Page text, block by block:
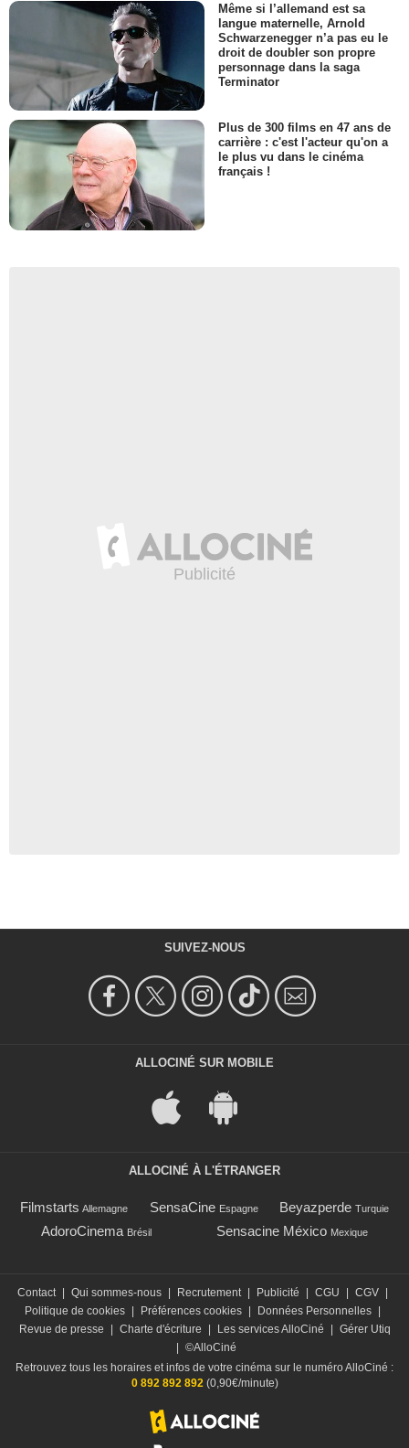
Même si l’allemand est sa
langue maternelle, Arnold
Schwarzenegger n’a pas eu le
droit de doubler son propre
personnage dans la saga
Terminator
Plus de 300 films en 47 ans de
carrière : c'est l'acteur qu'on a
le plus vu dans le cinéma
français !
SUIVEZ-NOUS
ALLOCINÉ SUR MOBILE
ALLOCINÉ À L'ÉTRANGER
Filmstarts Allemagne SensaCine Espagne Beyazperde Turquie
AdoroCinema Brésil Sensacine México Mexique
Contact | Qui sommes-nous | Recrutement | Publicité | CGU | CGV |
Politique de cookies | Préférences cookies | Données Personnelles |
Revue de presse
| Charte d'écriture | Les services AlloCiné | Gérer Utiq
| ©AlloCiné
Retrouvez tous les horaires et infos de votre cinéma sur le numéro AlloCiné :
0 892 892 892 (0,90€/minute)